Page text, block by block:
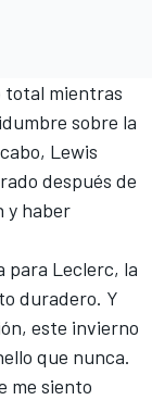
total mientras
sobre la
Lewis
después de
y haber
para Leclerc, la
duradero. Y
este invierno
que nunca.
me siento